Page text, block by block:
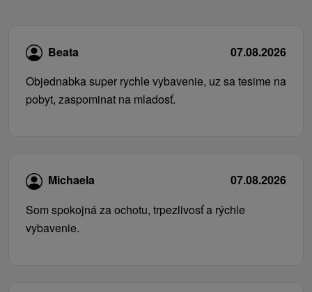
Beata
07.08.2026
Objednabka super rychle vybavenie, uz sa tesime na
pobyt, zaspominat na mladosť.
Michaela
07.08.2026
Som spokojná za ochotu, trpezlivosť a rýchle
vybavenie.